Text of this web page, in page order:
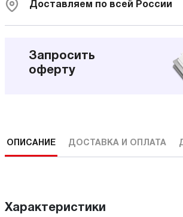
Доставляем по всей России
Запросить
оферту
ОПИСАНИЕ ДОСТАВКА И ОПЛАТА
Характеристики